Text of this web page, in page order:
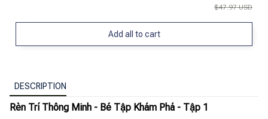
$47.97 USD
Add all to cart
DESCRIPTION
Rèn Trí Thông Minh - Bé Tập Khám Phá - Tập 1